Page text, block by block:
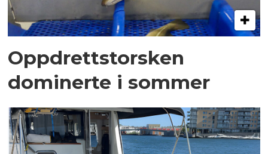
Oppdrettstorsken
dominerte i sommer